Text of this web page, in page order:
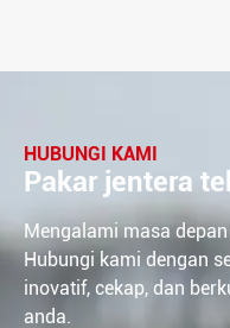
HUBUNGI KAMI
Pakar jentera
Mengalami masa
Hubungi kami dengan
inovatif, cekap, dan
anda.